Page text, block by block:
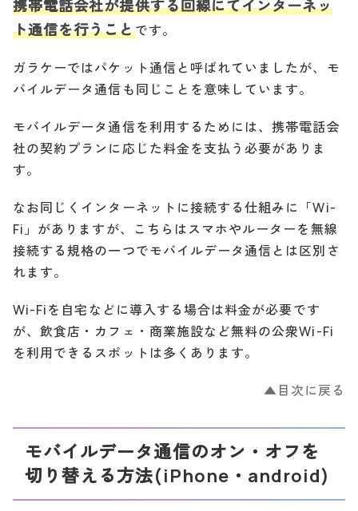
携帯電話会社が提供する回線にてインターネッ
ト通信を行うことです。
ガラケーではパケット通信と呼ばれていましたが、モ
バイルデータ通信も同じことを意味しています。
モバイルデータ通信を利用するためには、携帯電話会
社の契約プランに応じた料金を支払う必要がありま
す。
なお同じくインターネットに接続する仕組みに「Wi-
Fi」がありますが、こちらはスマホやルーターを無線
接続する規格の一つでモバイルデータ通信とは区別さ
れます。
Wi-Fiを自宅などに導入する場合は料金が必要です
が、飲食店・カフェ・商業施設など無料の公衆Wi-Fi
を利用できるスポットは多くあります。
▲目次に戻る
モバイルデータ通信のオン・オフを
切り替える方法(iPhone・android)